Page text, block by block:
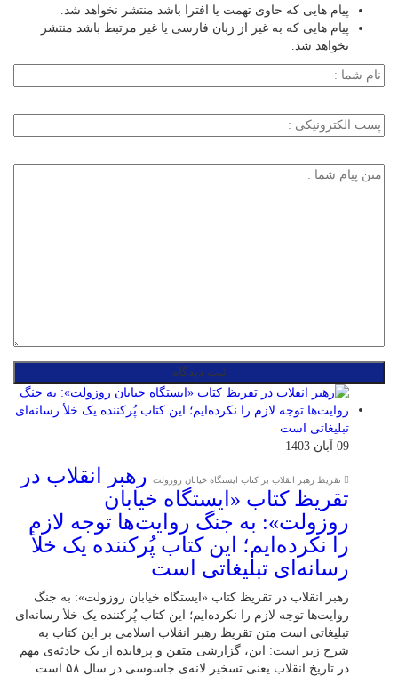
پیام هایی که حاوی تهمت یا افترا باشد منتشر نخواهد شد.
پیام هایی که به غیر از زبان فارسی یا غیر مرتبط باشد منتشر
نخواهد شد.
09 آبان 1403
تقریظ رهبر انقلاب بر کتاب ایستگاه خیابان روزولت
رهبر انقلاب در
تقریظ کتاب «ایستگاه خیابان
روزولت»: به جنگ روایت‌ها توجه لازم
را نکرده‌ایم؛ این کتاب پُرکننده‌ یک خلأ
رسانه‌ای تبلیغاتی است
رهبر انقلاب در تقریظ کتاب «ایستگاه خیابان روزولت»: به جنگ
روایت‌ها توجه لازم را نکرده‌ایم؛ این کتاب پُرکننده‌ یک خلأ رسانه‌ای
تبلیغاتی است متن تقریظ رهبر انقلاب اسلامی بر این کتاب به
شرح زیر است: این، گزارشی متقن و پرفایده از یک حادثه‌ی مهم
در تاریخ انقلاب یعنی تسخیر لانه‌ی جاسوسی در سال ۵۸ است.